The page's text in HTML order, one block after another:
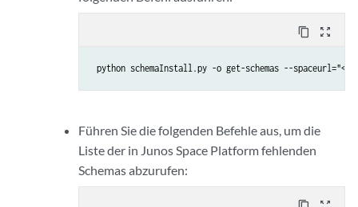
content_copy zoom_out_map
python schemaInstall.py -o get-schemas --
Führen Sie die folgenden Befehle aus, um die
Liste der in Junos Space Platform fehlenden
Schemas abzurufen: